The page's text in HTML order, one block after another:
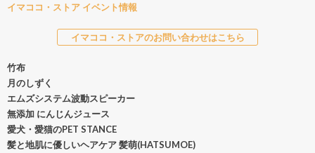
イマココ・ストア イベント情報
イマココ・ストアのお問い合わせはこちら
竹布
月のしずく
エムズシステム波動スピーカー
無添加 にんじんジュース
愛犬・愛猫のPET STANCE
髪と地肌に優しいヘアケア 髪萌(HATSUMOE)